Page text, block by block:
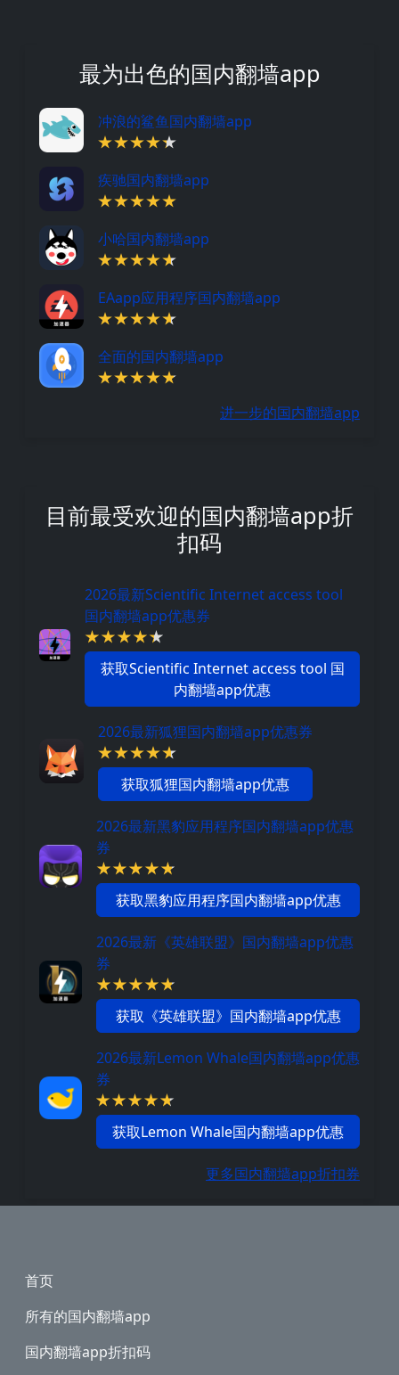
最为出色的国内翻墙app
冲浪的鲨鱼国内翻墙app
疾驰国内翻墙app
小哈国内翻墙app
EAapp应用程序国内翻墙app
全面的国内翻墙app
进一步的国内翻墙app
目前最受欢迎的国内翻墙app折
扣码
2026最新Scientific Internet access tool
国内翻墙app优惠券
获取Scientific Internet access tool 国
内翻墙app优惠
2026最新狐狸国内翻墙app优惠券
获取狐狸国内翻墙app优惠
2026最新黑豹应用程序国内翻墙app优惠
券
获取黑豹应用程序国内翻墙app优惠
2026最新《英雄联盟》国内翻墙app优惠
券
获取《英雄联盟》国内翻墙app优惠
2026最新Lemon Whale国内翻墙app优惠
券
获取Lemon Whale国内翻墙app优惠
更多国内翻墙app折扣券
Footer
首页
所有的国内翻墙app
国内翻墙app折扣码